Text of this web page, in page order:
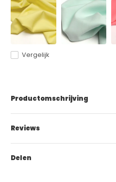
Vergelijk
Productomschrijving
Reviews
Delen